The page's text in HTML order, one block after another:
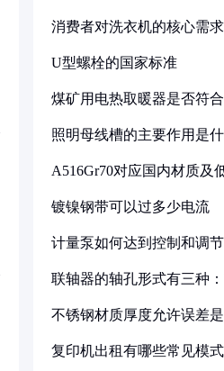
消费者对洗衣机的核心需
U型螺栓的国家标准
煤矿用电热取暖器是否符
照明母线槽的主要作用是
A516Gr70对应国内材质及
镀镍钢带可以过多少电流
计量泵如何达到控制和调
联轴器的轴孔形式有三种
不锈钢材质厚度允许误差
复印机出租有哪些常见模式